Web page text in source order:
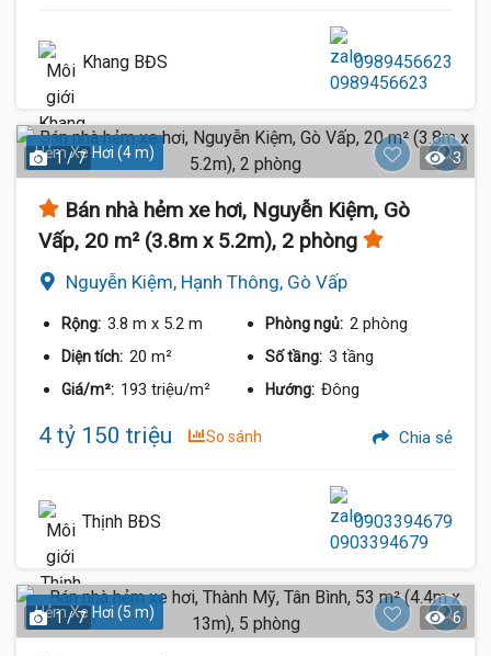
Khang BĐS 0989456623
Hẻm Xe Hơi (4 m)
1 / 7 3
Bán nhà hẻm xe hơi, Nguyễn Kiệm, Gò
Vấp, 20 m² (3.8m x 5.2m), 2 phòng
Nguyễn Kiệm, Hạnh Thông, Gò Vấp
Rộng: 3.8 m x 5.2 m Phòng ngủ: 2 phòng
Diện tích: 20 m² Số tầng: 3 tầng
Giá/m²: 193 triệu/m² Hướng: Đông
4 tỷ 150 triệu So sánh Chia sẻ
Thịnh BĐS 0903394679
Hẻm Xe Hơi (5 m)
1 / 7 6